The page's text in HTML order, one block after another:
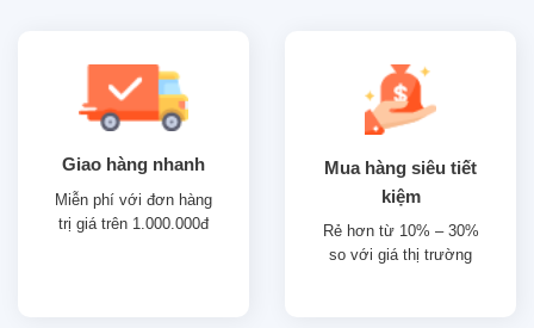
Giao hàng nhanh
Miễn phí với đơn hàng
trị giá trên 1.000.000đ
Mua hàng siêu tiết
kiệm
Rẻ hơn từ 10% – 30%
so với giá thị trường